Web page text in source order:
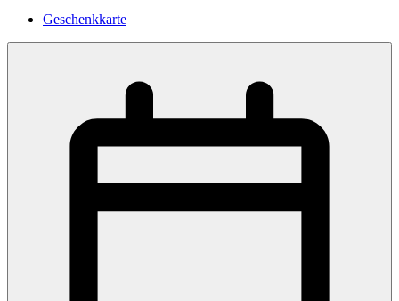
Geschenkkarte